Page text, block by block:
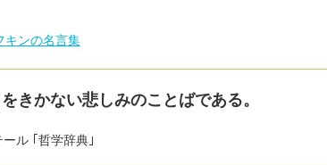
キンの名言集
きかない悲しみのことばである。
ル ｢哲学辞典｣